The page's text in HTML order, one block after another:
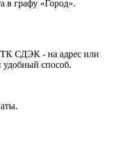
в графу «Город».
ТК СДЭК - на адрес или
способ.